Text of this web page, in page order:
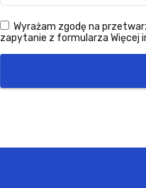
Wyrażam zgodę na
zapytanie z formularza